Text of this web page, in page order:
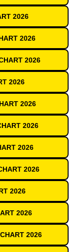
2026
2026
2026
2026
2026
2026
2026
2026
2026
2026
2026